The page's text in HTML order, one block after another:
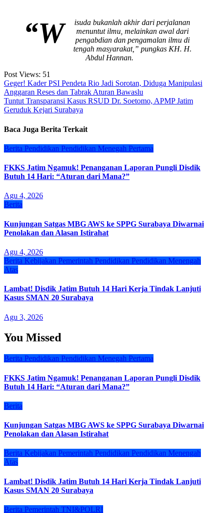
“W
isuda bukanlah akhir dari perjalanan
menuntut ilmu, melainkan awal dari
pengabdian dan pengamalan ilmu di
tengah masyarakat,” pungkas KH. H.
Abdul Hannan.
Post Views: 51
Navigasi
pos
Geger! Kader PSI Pendeta Rio Jadi Sorotan, Diduga Manipulasi
Anggaran Reses dan Tabrak Aturan Bawaslu
Tuntut Transparansi Kasus RSUD Dr. Soetomo, APMP Jatim
Geruduk Kejari Surabaya
Baca Juga Berita Terkait
Berita Pendidikan Pendidikan Menegah Pertama
FKKS Jatim Ngamuk! Penanganan Laporan Pungli Disdik
Butuh 14 Hari: “Aturan dari Mana?”
Agu 4, 2026
Berita
Kunjungan Satgas MBG AWS ke SPPG Surabaya Diwarnai
Penolakan dan Alasan Istirahat
Agu 4, 2026
Berita Kebijakan Pemerintah Pendidikan Pendidikan Menengah
Atas
Lambat! Disdik Jatim Butuh 14 Hari Kerja Tindak Lanjuti
Kasus SMAN 20 Surabaya
Agu 3, 2026
You Missed
Berita Pendidikan Pendidikan Menegah Pertama
FKKS Jatim Ngamuk! Penanganan Laporan Pungli Disdik
Butuh 14 Hari: “Aturan dari Mana?”
Berita
Kunjungan Satgas MBG AWS ke SPPG Surabaya Diwarnai
Penolakan dan Alasan Istirahat
Berita Kebijakan Pemerintah Pendidikan Pendidikan Menengah
Atas
Lambat! Disdik Jatim Butuh 14 Hari Kerja Tindak Lanjuti
Kasus SMAN 20 Surabaya
Berita Pemerintah TNI&POLRI